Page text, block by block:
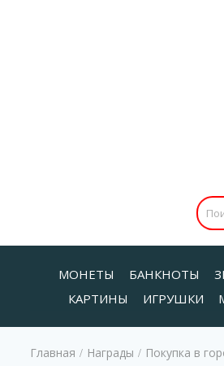
МОНЕТЫ БАНКНОТЫ
КАРТИНЫ
ИГРУШКИ
Главная / Награды / Покупка в